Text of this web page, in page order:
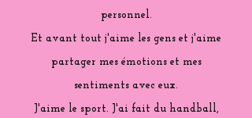
personnel.
Et avant tout j'aime les gens et j'aime
partager mes émotions et mes
sentiments avec eux.
J'aime le sport. J'ai fait du handball,